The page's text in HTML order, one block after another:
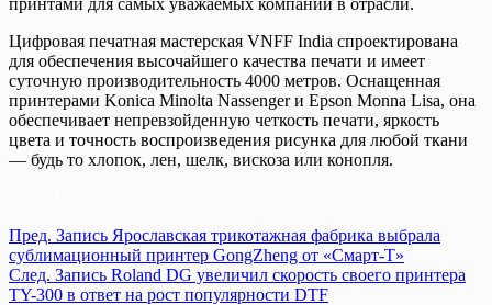
Цифровая печатная мастерская VNFF India спроектирована
для обеспечения высочайшего качества печати и имеет
суточную производительность 4000 метров. Оснащенная
принтерами Konica Minolta Nassenger и Epson Monna Lisa, она
обеспечивает непревзойденную четкость печати, яркость
цвета и точность воспроизведения рисунка для любой ткани
— будь то хлопок, лен, шелк, вискоза или конопля.
Пред. Запись Ярославская трикотажная фабрика выбрала
сублимационный принтер GongZheng от «Смарт-Т»
След. Запись Roland DG увеличил скорость своего принтера
TY-300 в ответ на рост популярности DTF